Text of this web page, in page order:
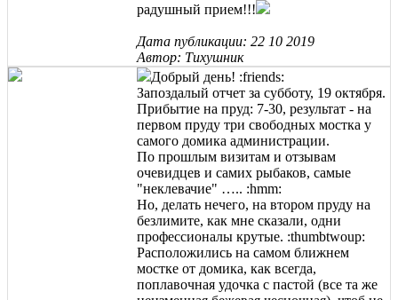
радушный прием!!!
Дата публикации: 22 10 2019
Автор: Тихушник
Добрый день! :friends:
Запоздалый отчет за субботу, 19 октября.
Прибытие на пруд: 7-30, результат - на
первом пруду три свободных мостка у
самого домика администрации.
По прошлым визитам и отзывам
очевидцев и самих рыбаков, самые
"неклевачие" ….. :hmm:
Но, делать нечего, на втором пруду на
безлимите, как мне сказали, одни
профессионалы крутые. :thumbtwoup:
Расположились на самом ближнем
мостке от домика, как всегда,
поплавочная удочка с пастой (все та же